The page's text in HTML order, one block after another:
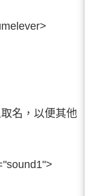
名，以便其他